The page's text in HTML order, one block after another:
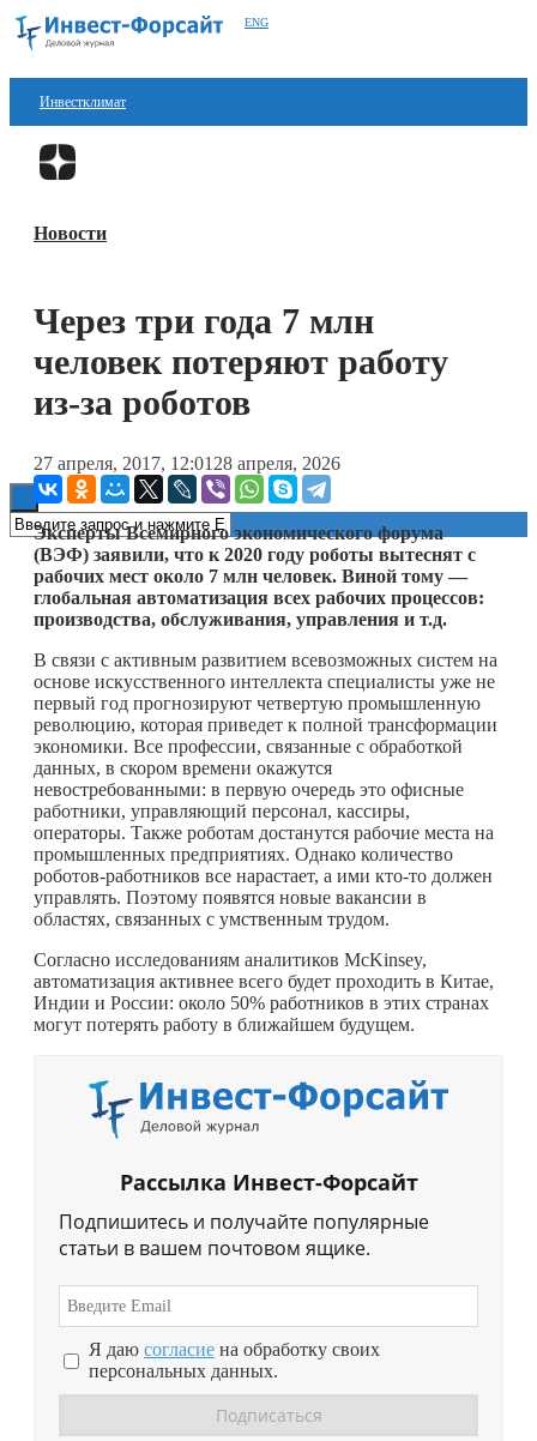
ENG
Инвестклимат
Финансы
Блокчейн
Технологии
Новости
Через три года 7 млн
человек потеряют работу
из-за роботов
27 апреля, 2017, 12:01 28 апреля, 2026
Эксперты Всемирного экономического форума
(ВЭФ) заявили, что к 2020 году роботы вытеснят с
рабочих мест около 7 млн человек. Виной тому —
глобальная автоматизация всех рабочих процессов:
производства, обслуживания, управления и т.д.
В связи с активным развитием всевозможных систем на
основе искусственного интеллекта специалисты уже не
первый год прогнозируют четвертую промышленную
революцию, которая приведет к полной трансформации
экономики. Все профессии, связанные с обработкой
данных, в скором времени окажутся
невостребованными: в первую очередь это офисные
работники, управляющий персонал, кассиры,
операторы. Также роботам достанутся рабочие места на
промышленных предприятиях. Однако количество
роботов-работников все нарастает, а ими кто-то должен
управлять. Поэтому появятся новые вакансии в
областях, связанных с умственным трудом.
Согласно исследованиям аналитиков McKinsey,
автоматизация активнее всего будет проходить в Китае,
Индии и России: около 50% работников в этих странах
могут потерять работу в ближайшем будущем.
Рассылка Инвест-Форсайт
Подпишитесь и получайте популярные
статьи в вашем почтовом ящике.
Я даю согласие на обработку своих
персональных данных.